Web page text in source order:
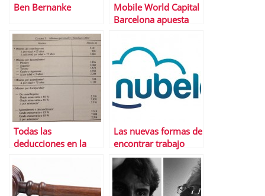
Ben Bernanke
Mobile World Capital
Barcelona apuesta
emprendedores con
4YFN
Todas las
deducciones en la
renta 2014
Las nuevas formas de
encontrar trabajo